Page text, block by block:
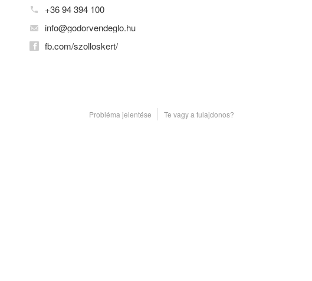
+36 94 394 100
info@godorvendeglo.hu
fb.com/szolloskert/
Probléma jelentése Te vagy a tulajdonos?